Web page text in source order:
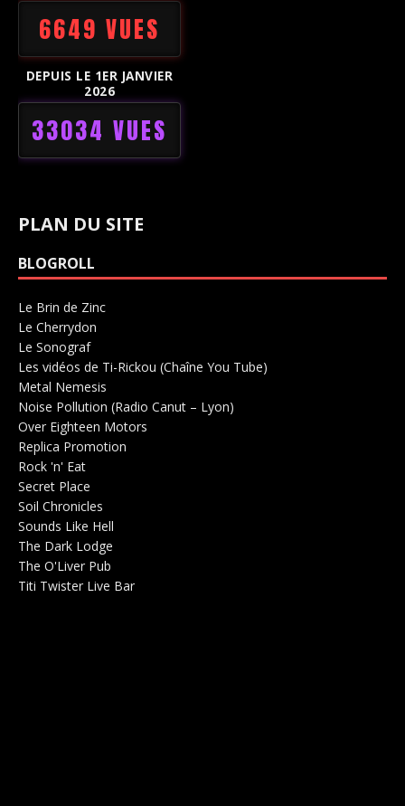
6649 VUES
DEPUIS LE 1ER JANVIER
2026
33034 VUES
PLAN DU SITE
BLOGROLL
Le Brin de Zinc
Le Cherrydon
Le SonografSalle de concerts 0
Les vidéos de Ti-Rickou (Chaîne You Tube)
Metal Nemesis
Noise Pollution (Radio Canut – Lyon)
Over Eighteen Motors
Replica Promotion
Rock 'n' Eat
Secret Place
Soil Chronicles
Sounds Like Hell
The Dark Lodge
The O'Liver Pub
Titi Twister Live Bar